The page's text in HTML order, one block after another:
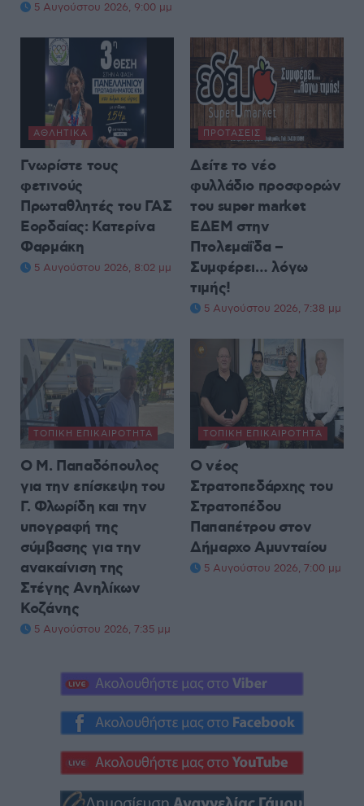
5 Αυγούστου 2026, 9:00 μμ
ΑΘΛΗΤΙΚΆ
Γνωρίστε τους
φετινούς
Πρωταθλητές του ΓΑΣ
Εορδαίας: Κατερίνα
Φαρμάκη
5 Αυγούστου 2026, 8:02 μμ
ΠΡΟΤΆΣΕΙΣ
Δείτε το νέο
φυλλάδιο προσφορών
του super market
ΕΔΕΜ στην
Πτολεμαΐδα –
Συμφέρει… λόγω
τιμής!
5 Αυγούστου 2026, 7:38 μμ
ΤΟΠΙΚΉ ΕΠΙΚΑΙΡΌΤΗΤΑ
Ο Μ. Παπαδόπουλος
για την επίσκεψη του
Γ. Φλωρίδη και την
υπογραφή της
σύμβασης για την
ανακαίνιση της
Στέγης Ανηλίκων
Κοζάνης
5 Αυγούστου 2026, 7:35 μμ
ΤΟΠΙΚΉ ΕΠΙΚΑΙΡΌΤΗΤΑ
Ο νέος
Στρατοπεδάρχης του
Στρατοπέδου
Παπαπέτρου στον
Δήμαρχο Αμυνταίου
5 Αυγούστου 2026, 7:00 μμ